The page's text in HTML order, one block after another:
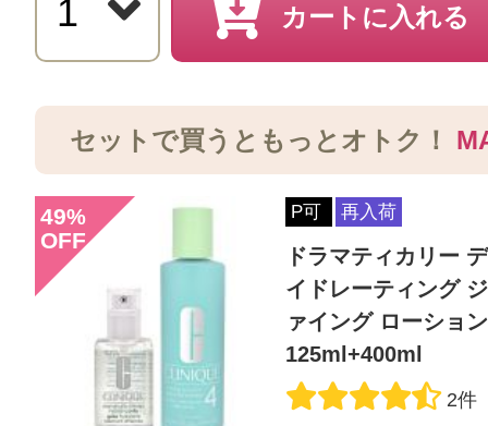
ォーマンス
購入品：ドラマティカリー ディファ
まだ使用して３日目ですが、さっぱ
いきや、塗った後につっぱり感がな
ります。朝起きた時の肌質が少し違
す！
カートに入れる
セットで買うともっとオトク！
49%
OFF
P可 再入荷
ドラマティカリー
イドレーティング
ァイング ローショ
125ml+400ml
2件